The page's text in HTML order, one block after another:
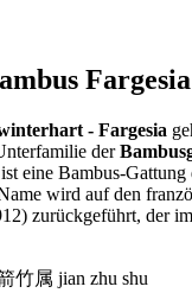
Fargesia
- Fargesia
der
eine Bambus-Gattung
wird auf den
zurückgeführt, der
竹属 jian zhu shu